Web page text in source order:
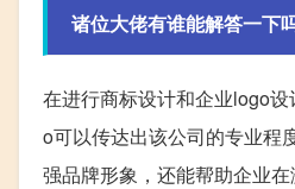
诸位大佬有谁能解答一下
在进行商标设计和企业logo
o可以传达出该公司的专业程
强品牌形象，还能帮助企业在